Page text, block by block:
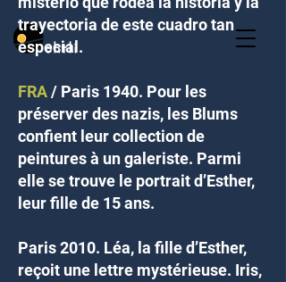
trayectoria de este cuadro tan
especial.
FRA/ Paris 1940. Pour les
préserver des nazis, les Blums
confient leur collection de
peintures à un galeriste. Parmi
elle se trouve le portrait d’Esther,
leur fille de 15 ans.
Paris 2010. Léa, la fille d’Esther,
reçoit une lettre mystérieuse. Iris,